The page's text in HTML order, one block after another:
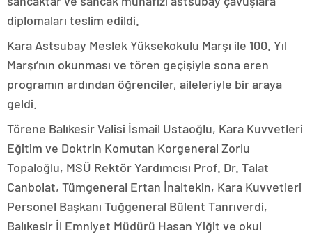
diplomaları teslim edildi.
Kara Astsubay Meslek Yüksekokulu Marşı ile 100. Yıl
Marşı’nın okunması ve tören geçişiyle sona eren
programın ardından öğrenciler, aileleriyle bir araya
geldi.
Törene Balıkesir Valisi İsmail Ustaoğlu, Kara Kuvvetleri
Eğitim ve Doktrin Komutan Korgeneral Zorlu
Topaloğlu, MSÜ Rektör Yardımcısı Prof. Dr. Talat
Canbolat, Tümgeneral Ertan İnaltekin, Kara Kuvvetleri
Personel Başkanı Tuğgeneral Bülent Tanrıverdi,
Balıkesir İl Emniyet Müdürü Hasan Yiğit ve okul